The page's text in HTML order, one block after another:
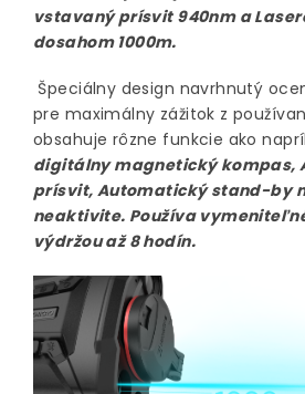
vstavaný prísvit 940nm a
dosahom 1000m.
Špeciálny design navrhnutý
pre maximálny zážitok z
obsahuje rôzne funkcie ako
digitálny magnetický kompas,
prísvit, Automatický stand-by
neaktivite. Používa
výdržou až 8 hodín.